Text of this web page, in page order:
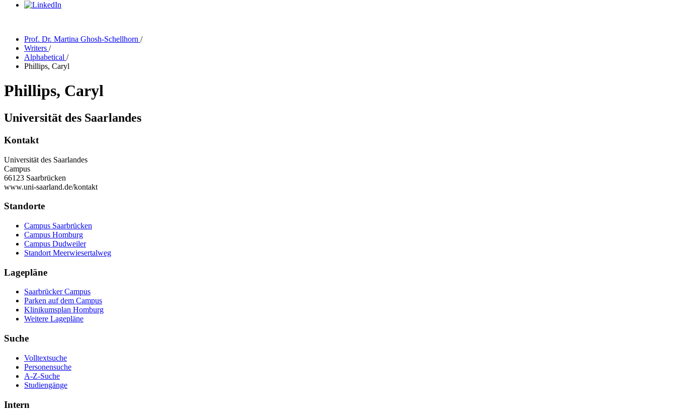
Prof. Dr. Martina Ghosh-Schellhorn /
Writers /
Alphabetical /
Phillips, Caryl
Phillips, Caryl
Universität des Saarlandes
Kontakt
Universität des Saarlandes
Campus
66123 Saarbrücken
www.uni-saarland.de/kontakt
Standorte
Campus Saarbrücken
Campus Homburg
Campus Dudweiler
Standort Meerwiesertalweg
Lagepläne
Saarbrücker Campus
Parken auf dem Campus
Klinikumsplan Homburg
Weitere Lagepläne
Suche
Volltextsuche
Personensuche
A-Z-Suche
Studiengänge
Intern